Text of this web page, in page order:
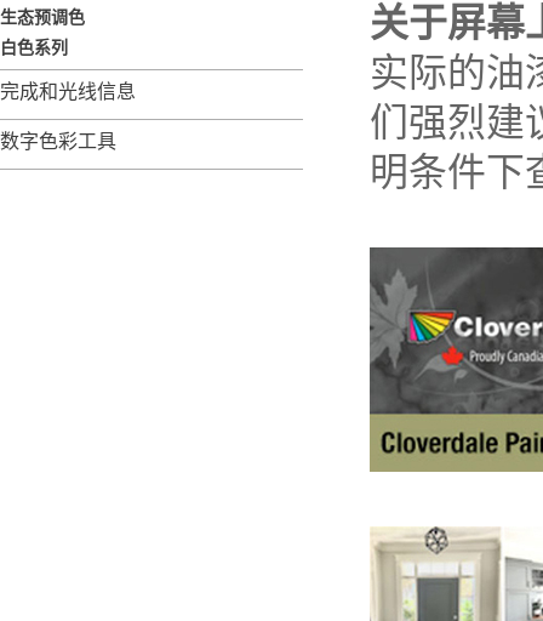
关于屏幕
实际的油
们强烈建
明条件下
生态预调色
白色系列
完成和光线信息
数字色彩工具